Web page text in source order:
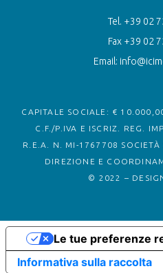
Tel. +39 02
Fax +39 02
Email:
CAPITALE SOCIALE: €
C.F./P.IVA E ISCRIZ. REG.
R.E.A. N. MI-1767708 SOCIETÀ
DIREZIONE E
© 2022 –
Informativa sulla raccolta
Le tue preferenze